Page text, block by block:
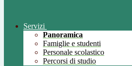
Servizi
Panoramica
Famiglie e studenti
Personale scolastico
Percorsi di studio